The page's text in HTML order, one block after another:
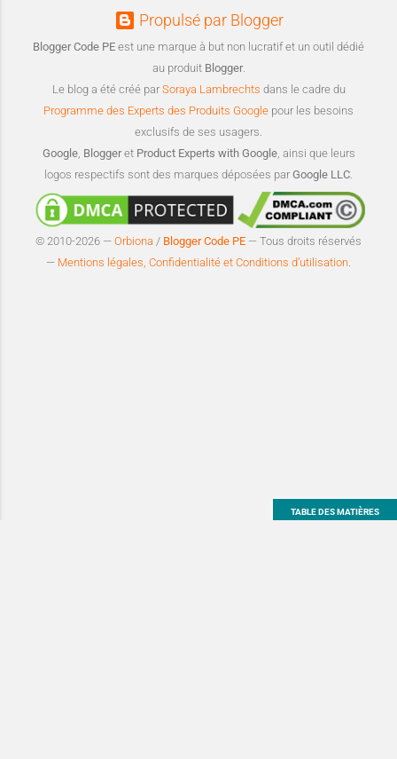
TABLE DES MATIÈRES
Propulsé par Blogger
Blogger Code PE est une marque à but non lucratif et un outil dédié
au produit Blogger.
Le blog a été créé par Soraya Lambrechts dans le cadre du
Programme des Experts des Produits Google pour les besoins
exclusifs de ses usagers.
Google, Bloggeret Product Experts with Google, ainsi que leurs
logos respectifs sont des marques déposées par Google LLC
© 2010-2026 — Orbiona / Blogger Code PE — Tous droits réservés
— Mentions légales, Confidentialité et Conditions d’utilisation